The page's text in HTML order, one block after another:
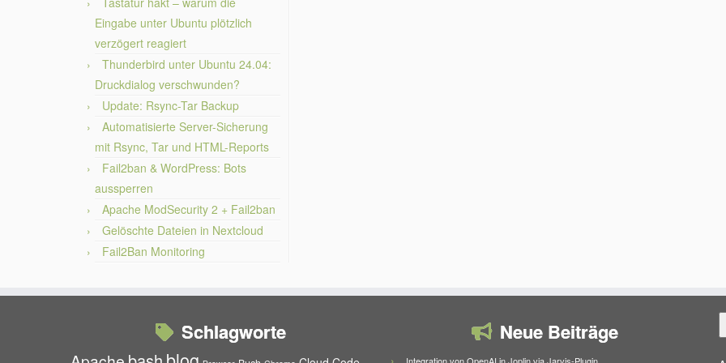
Eingabe unter Ubuntu plötzlich
verzögert reagiert
Thunderbird unter Ubuntu 24.04:
Druckdialog verschwunden?
Update: Rsync-Tar Backup
Automatisierte Server-Sicherung
mit Rsync, Tar und HTML-Reports
Fail2ban & WordPress: Bots
aussperren
Apache ModSecurity 2 + Fail2ban
Gelöschte Dateien in Nextcloud
Fail2Ban Monitoring
Schlagworte Neue Beiträge